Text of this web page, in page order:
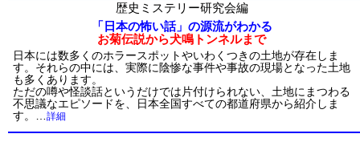
歴史ミステリー研究会編
「日本の怖い話」の源流がわかる
お菊伝説から犬鳴トンネルまで
日本には数多くのホラースポットやいわくつきの土地が存在しま
す。それらの中には、実際に陰惨な事件や事故の現場となった土地
も多くあります。
ただの噂や怪談話というだけでは片付けられない、土地にまつわる
不思議なエピソードを、日本全国すべての都道府県から紹介しま
す。… 詳細